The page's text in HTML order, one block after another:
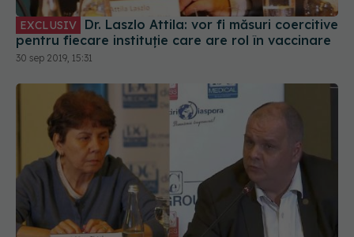
30 sep 2019, 15:31
EXCLUSIV Spirite aprinse la dezbaterea despre